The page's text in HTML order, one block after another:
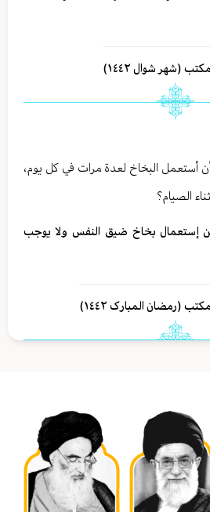
(شهر شوال ١٤٤٢)
أستعمل البخاخ لعدة مرات في كل يوم،
الصيام؟
إستعمال بخاخ ضيق النفس ولا يوجب
(رمضان المبارک ١٤٤٢)